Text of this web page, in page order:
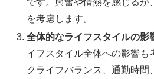
を考慮します。
全体的なライフスタイルの影
イフスタイル全体への影響も
クライフバランス、通勤時間